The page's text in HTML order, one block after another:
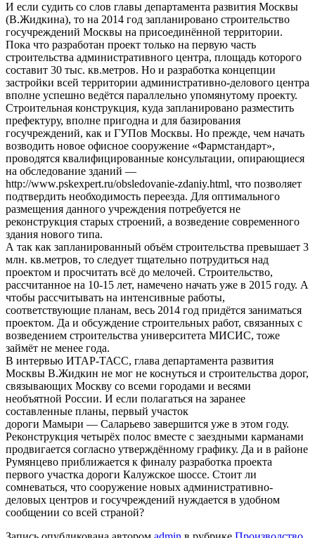
И если судить со слов главы департамента развития Москвы
(В.Жидкина), то на 2014 год запланировано строительство
госучреждений Москвы на присоединённой территории.
Пока что разработан проект только на первую часть
строительства административного центра, площадь которого
составит 30 тыс. кв.метров. Но и разработка концепции
застройки всей территории административно-делового центра
вполне успешно ведётся параллельно упомянутому проекту.
Строительная конструкция, куда запланировано разместить
префектуру, вполне пригодна и для базирования
госучреждений, как и ГУПов Москвы. Но прежде, чем начать
возводить новое офисное сооружение «Фармстандарт»,
проводятся квалифицированные консультации, опирающиеся
на обследование зданий —
http://www.pskexpert.ru/obsledovanie-zdaniy.html, что позволяет
подтвердить необходимость переезда. Для оптимального
размещения данного учреждения потребуется не
реконструкция старых строений, а возведение современного
здания нового типа.
А так как запланированный объём строительства превышает 3
млн. кв.метров, то следует тщательно потрудиться над
проектом и просчитать всё до мелочей. Строительство,
рассчитанное на 10-15 лет, намечено начать уже в 2015 году. А
чтобы рассчитывать на интенсивные работы,
соответствующие планам, весь 2014 год придётся заниматься
проектом. Да и обсуждение строительных работ, связанных с
возведением строительства университета МИСИС, тоже
займёт не менее года.
В интервью ИТАР-ТАСС, глава департамента развития
Москвы В.Жидкин не мог не коснуться и строительства дорог,
связывающих Москву со всеми городами и весями
необъятной России. И если полагаться на заранее
составленные планы, первый участок
дороги Мамыри — Саларьево завершится уже в этом году.
Реконструкция четырёх полос вместе с заездными карманами
продвигается согласно утверждённому графику. Да и в районе
Румянцево приближается к финалу разработка проекта
первого участка дороги Калужское шоссе. Стоит ли
сомневаться, что сооружение новых административно-
деловых центров и госучреждений нуждается в удобном
сообщении со всей страной?